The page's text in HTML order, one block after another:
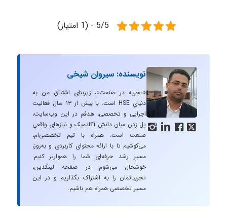
5/5 - (1 امتیاز)
   
نویسنده: سیروان شیخی
«تجربه در صنعت»، زیربنایِ اشتیاقِ من به
دنیایِ HSE است. با بیش از ۱۳ سال فعالیت
اجرایی و تخصصی، هدفم در این وب‌سایت،
پل زدن میان دانشِ آکادمیک و نیازهای واقعیِ
صنعت است. همراه با تیم تخصصی‌ام،
می‌کوشیم تا با ارائه محتوای کاربردی و به‌روز،
مسیرِ رشد حرفه‌ای شما را هموارتر کنیم.
خوشحال می‌شوم در صفحه لینکدین،
تجربیاتمان را به اشتراک بگذاریم و در این
مسیر تخصصی همراه هم باشیم.